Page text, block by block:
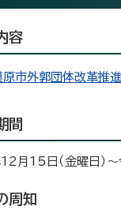
容
原市外郭団体改革推
間
月15日（金曜日）
周知